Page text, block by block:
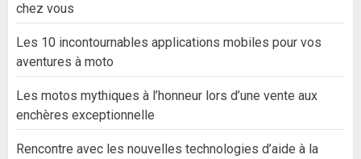
chez vous
Les 10 incontournables applications mobiles pour vos
aventures à moto
Les motos mythiques à l’honneur lors d’une vente aux
enchères exceptionnelle
Rencontre avec les nouvelles technologies d’aide à la